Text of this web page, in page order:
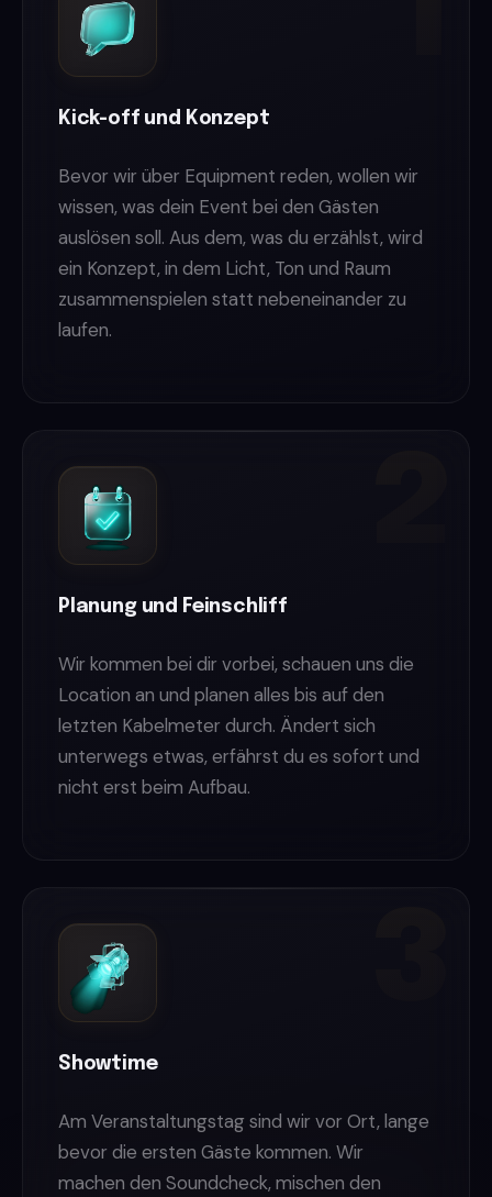
Kick-off und Konzept
Bevor wir über Equipment reden, wollen wir
wissen, was dein Event bei den Gästen
auslösen soll. Aus dem, was du erzählst, wird
ein Konzept, in dem Licht, Ton und Raum
zusammenspielen statt nebeneinander zu
laufen.
Planung und Feinschliff
Wir kommen bei dir vorbei, schauen uns die
Location an und planen alles bis auf den
letzten Kabelmeter durch. Ändert sich
unterwegs etwas, erfährst du es sofort und
nicht erst beim Aufbau.
Showtime
Am Veranstaltungstag sind wir vor Ort, lange
bevor die ersten Gäste kommen. Wir
machen den Soundcheck, mischen den